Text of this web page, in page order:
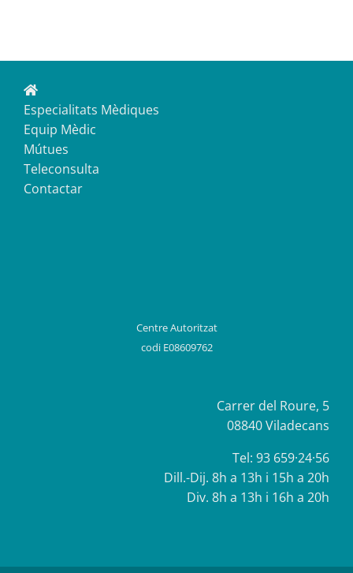
Especialitats Mèdiques
Equip Mèdic
Mútues
Teleconsulta
Contactar
Centre Autoritzat
codi E08609762
Carrer del Roure, 5
08840 Viladecans
Tel: 93 659·24·56
Dill.-Dij. 8h a 13h i 15h a 20h
Div. 8h a 13h i 16h a 20h